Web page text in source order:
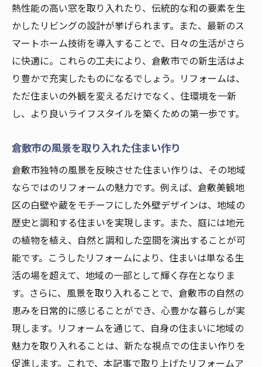
熱性能の高い窓を取り入れたり、伝統的な和の要素を生
かしたリビングの設計が挙げられます。また、最新のス
マートホーム技術を導入することで、日々の生活がさら
に快適に。これらの工夫により、倉敷市での新生活はよ
り豊かで充実したものになるでしょう。リフォームは、
ただ住まいの外観を変えるだけでなく、住環境を一新
し、より良いライフスタイルを築くための第一歩です。
倉敷市の風景を取り入れた住まい作り
倉敷市独特の風景を反映させた住まい作りは、その地域
ならではのリフォームの魅力です。例えば、倉敷美観地
区の白壁や蔵をモチーフにした外壁デザインは、地域の
歴史と調和する住まいを実現します。また、庭には地元
の植物を植え、自然と調和した空間を演出することが可
能です。こうしたリフォームにより、住まいは単なる生
活の場を超えて、地域の一部として輝く存在となりま
す。さらに、風景を取り入れることで、倉敷市の自然の
恵みを日常的に感じることができ、心豊かな暮らしが実
現します。リフォームを通じて、自身の住まいに地域の
魅力を取り入れることは、新たな視点での住まい作りを